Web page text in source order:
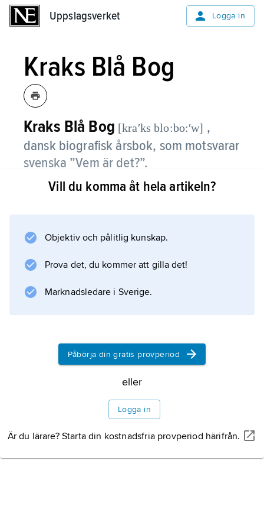
Uppslagsverket Logga in
Kraks Blå Bog
Kraks Blå Bog [kraʹks blo:bo:ʹw] ,
dansk biografisk årsbok, som motsvarar
svenska ”Vem är det?”.
Kraks Blå Bog
(1862–1923).
Information om artikeln
Vill du komma åt hela artikeln?
Objektiv och pålitlig kunskap.
Prova det, du kommer att gilla det!
Marknadsledare i Sverige.
Påbörja din gratis provperiod
eller
Logga in
Är du lärare? Starta din kostnadsfria provperiod härifrån.